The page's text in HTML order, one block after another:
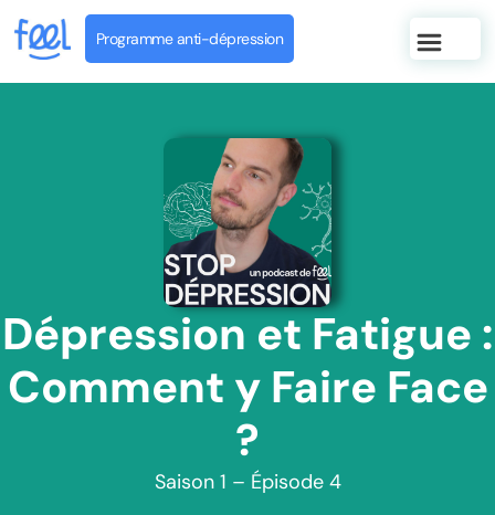
Programme anti-dépression
Dépression et Fatigue :
Comment y Faire Face
?
Saison 1 – Épisode 4